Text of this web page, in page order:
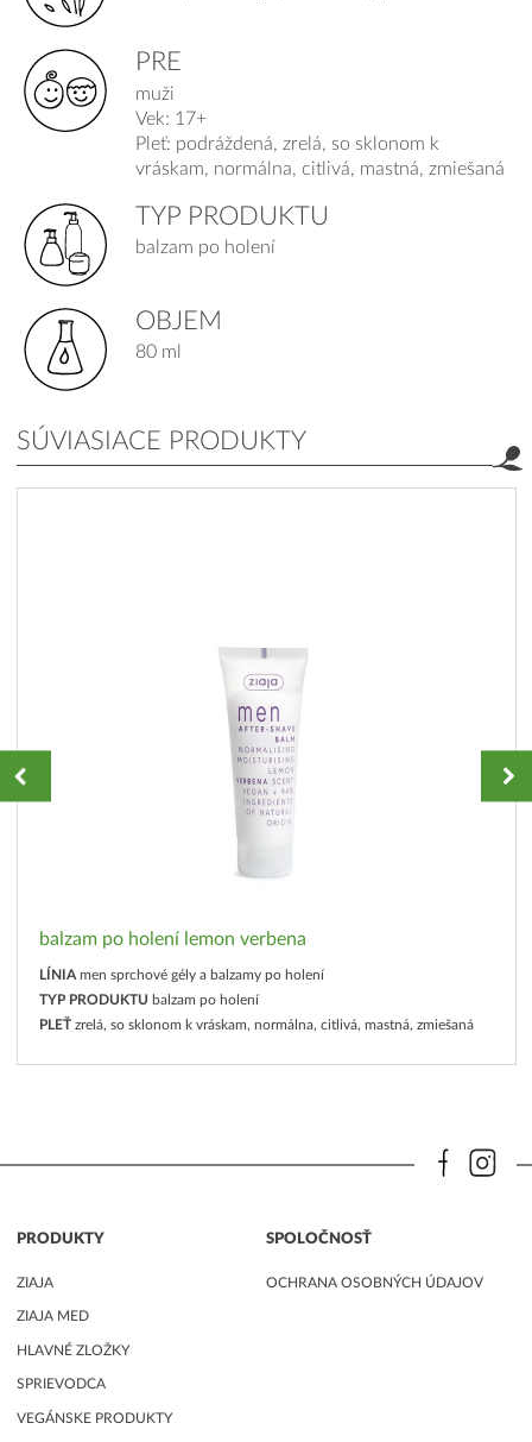
PRE
muži
Vek: 17+
Pleť: podráždená, zrelá, so sklonom k
vráskam, normálna, citlivá, mastná, zmiešaná
TYP PRODUKTU
balzam po holení
OBJEM
80 ml
SÚVIASIACE PRODUKTY
balzam po holení lemon verbena
LÍNIA men sprchové gély a balzamy po holení
TYP PRODUKTU balzam po holení
PLEŤ zrelá, so sklonom k vráskam, normálna, citlivá, mastná, zmiešaná
PRODUKTY
ZIAJA
ZIAJA MED
HLAVNÉ ZLOŽKY
SPRIEVODCA
VEGÁNSKE PRODUKTY
SPOLOČNOSŤ
OCHRANA OSOBNÝCH ÚDAJOV